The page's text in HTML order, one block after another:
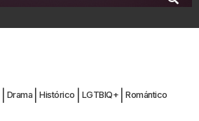
Drama Histórico LGTBIQ+ Romántico